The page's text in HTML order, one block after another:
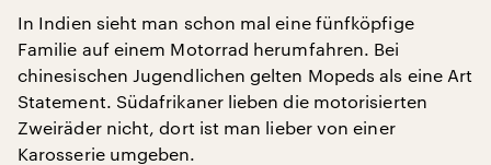
In Indien sieht man schon mal eine fünfköpfige
Familie auf einem Motorrad herumfahren. Bei
chinesischen Jugendlichen gelten Mopeds als eine Art
Statement. Südafrikaner lieben die motorisierten
Zweiräder nicht, dort ist man lieber von einer
Karosserie umgeben.